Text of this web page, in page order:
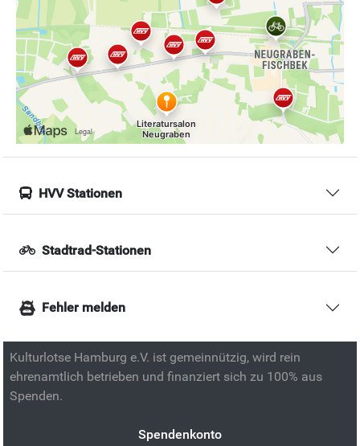
HVV Stationen
Stadtrad-Stationen
Fehler melden
Kulturlotse Hamburg e.V. ist gemeinnützig, wird rein
ehrenamtlich betrieben und finanziert sich zu 100% aus
Spenden.
Spendenkonto